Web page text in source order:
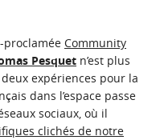
proclamée Community
Pesquet n’est plus
expériences pour la
dans l’espace passe
sociaux, où il
clichés de notre